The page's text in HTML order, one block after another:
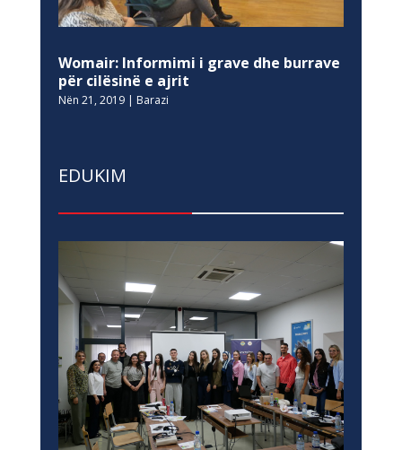
Womair: Informimi i grave dhe burrave
për cilësinë e ajrit
Nën 21, 2019| Barazi
EDUKIM